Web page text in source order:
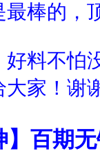
棒的，
料不怕
大家！谢
】百期